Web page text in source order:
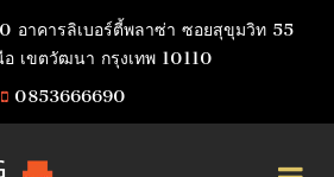
าคารลิเบอร์ตี้พลาซ่า ซอยสุขุมวิท 55
อ เขตวัฒนา กรุงเทพ 10110
0853666690